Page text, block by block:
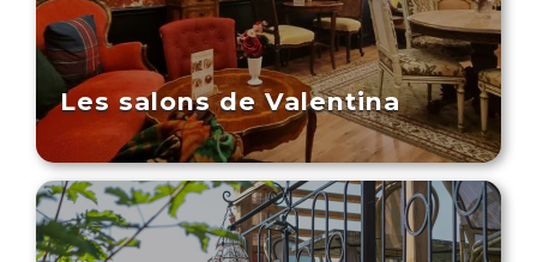
Les salons de Valentina